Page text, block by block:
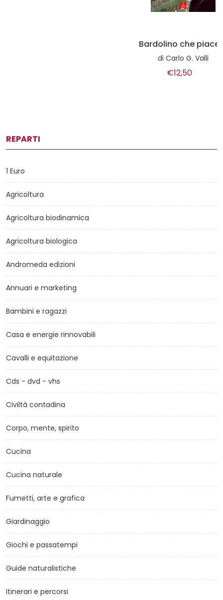
Bardolino che piacere
REPARTI
1 Euro
Agricoltura
Agricoltura biodinamica
Agricoltura biologica
Andromeda edizioni
Annuari e marketing
Bambini e ragazzi
Casa e energie rinnovabili
Cavalli e equitazione
Cds - dvd - vhs
Civiltà contadina
Corpo, mente, spirito
Cucina
Cucina naturale
Fumetti, arte e grafica
Giardinaggio
Giochi e passatempi
Guide naturalistiche
Itinerari e percorsi